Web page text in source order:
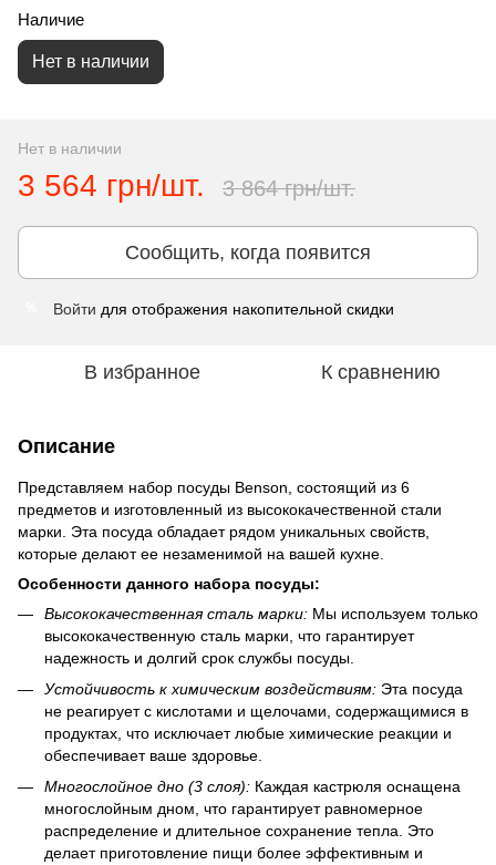
Наличие
Нет в наличии
Нет в наличии
3 564 грн/шт. 3 864 грн/шт.
Сообщить, когда появится
Войти для отображения накопительной скидки
В избранное К сравнению
Описание
Представляем набор посуды Benson, состоящий из 6
предметов и изготовленный из высококачественной стали
марки. Эта посуда обладает рядом уникальных свойств,
которые делают ее незаменимой на вашей кухне.
Особенности данного набора посуды:
Высококачественная сталь марки: Мы используем только
высококачественную сталь марки, что гарантирует
надежность и долгий срок службы посуды.
Устойчивость к химическим воздействиям: Эта посуда
не реагирует с кислотами и щелочами, содержащимися в
продуктах, что исключает любые химические реакции и
обеспечивает ваше здоровье.
Многослойное дно (3 слоя): Каждая кастрюля оснащена
многослойным дном, что гарантирует равномерное
распределение и длительное сохранение тепла. Это
делает приготовление пищи более эффективным и